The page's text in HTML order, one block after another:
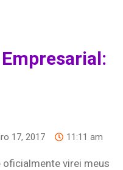
17, 2017 11:11 am
virei meus